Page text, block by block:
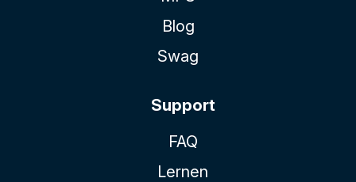
Blog
Swag
Support
FAQ
Lernen